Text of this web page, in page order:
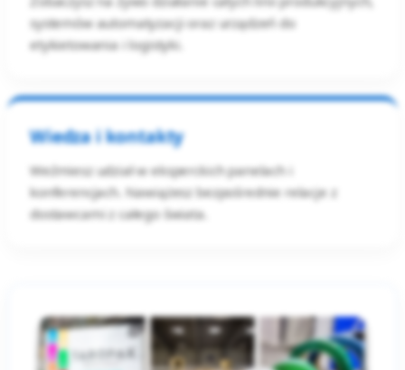
systemów automatyzacji oraz urządzeń do
etykietowania i logistyki.
Wiedza i kontakty
Weźmiesz udział w eksperckich panelach i
konferencjach. Nawiążesz bezpośrednie relacje z
dostawcami z całego świata.